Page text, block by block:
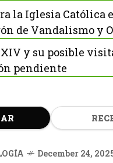
la Iglesia Católica
de Vandalismo y
XIV y su posible
pendiente
December 24,